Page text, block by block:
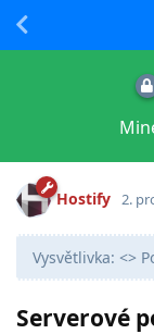
Hostify 2.
Vysvětlivka: <>
Serverové